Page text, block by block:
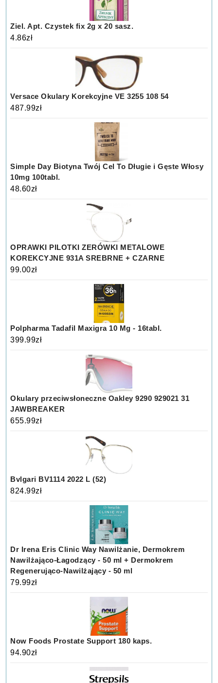
Ziel. Apt. Czystek fix 2g x 20 sasz.
4.86zł
Versace Okulary Korekcyjne VE 3255 108 54
487.99zł
Simple Day Biotyna Twój Cel To Długie i Gęste Włosy
10mg 100tabl.
48.60zł
OPRAWKI PILOTKI ZERÓWKI METALOWE
KOREKCYJNE 931A SREBRNE + CZARNE
99.00zł
Polpharma Tadafil Maxigra 10 Mg - 16tabl.
399.99zł
Okulary przeciwsłoneczne Oakley 9290 929021 31
JAWBREAKER
655.99zł
Bvlgari BV1114 2022 L (52)
824.99zł
Dr Irena Eris Clinic Way Nawilżanie, Dermokrem
Nawilżająco-Łagodzący - 50 ml + Dermokrem
Regenerująco-Nawilżający - 50 ml
79.99zł
Now Foods Prostate Support 180 kaps.
94.90zł